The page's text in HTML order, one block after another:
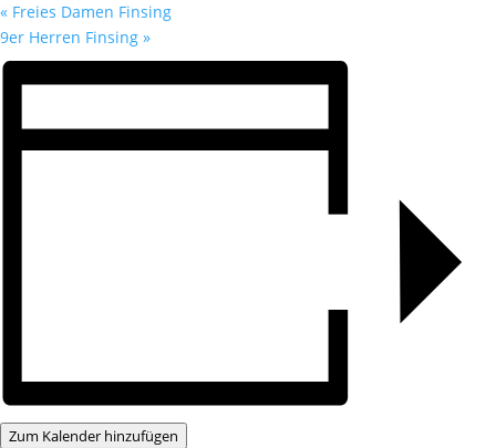
« Freies Damen Finsing
9er Herren Finsing »
Zum Kalender hinzufügen